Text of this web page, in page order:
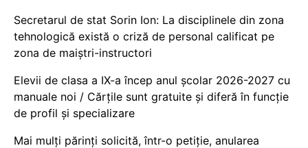
Secretarul de stat Sorin Ion: La disciplinele din zona
tehnologică există o criză de personal calificat pe
zona de maiștri-instructori
Elevii de clasa a IX-a încep anul școlar 2026-2027 cu
manuale noi / Cărțile sunt gratuite și diferă în funcție
de profil și specializare
Mai mulți părinți solicită, într-o petiție, anularea